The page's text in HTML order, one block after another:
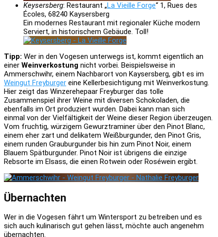
Keysersberg: Restaurant „La Vieille Forge“ 1, Rues des
Écoles, 68240 Kaysersberg
Ein modernes Restaurant mit regionaler Küche modern
Serviert, in historischem Gebäude. Toll!
Tipp: Wer in den Vogesen unterwegs ist, kommt eigentlich an
einer Weinverkostung nicht vorbei. Beispielsweise in
Ammerschwihr, einem Nachbarort von Kaysersberg, gibt es im
Weingut Freyburger eine Kellerbesichtigung mit Weinverkostung.
Hier zeigt das Winzerehepaar Freyburger das tolle
Zusammenspiel ihrer Weine mit diversen Schokoladen, die
ebenfalls im Ort produziert wurden. Dabei kann man sich
einmal von der Vielfältigkeit der Weine dieser Region überzeugen.
Vom fruchtig, würzigem Gewurztraminer über den Pinot Blanc,
einem eher zart und delikatem Weißburgunder, den Pinot Gris,
einem runden Grauburgunder bis hin zum Pinot Noir, einem
Blauem Spätburgunder. Pinot Noir ist übrigens die einzige
Rebsorte im Elsass, die einen Rotwein oder Roséwein ergibt.
Übernachten
Wer in die Vogesen fährt um Wintersport zu betreiben und es
sich auch kulinarisch gut gehen lässt, möchte auch angenehm
übernachten.